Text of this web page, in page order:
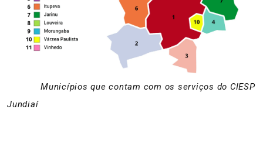
Municípios que contam com os serviços do CIESP
Jundiaí